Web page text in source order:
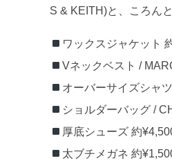
S & KEITH)と、ころん
ワックスジャケット
Vネックベスト /
オーバーサイズシャ
ショルダーバッグ /
厚底シューズ 約
太ブチメガネ 約